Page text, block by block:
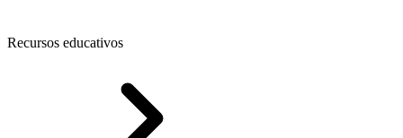
Recursos educativos